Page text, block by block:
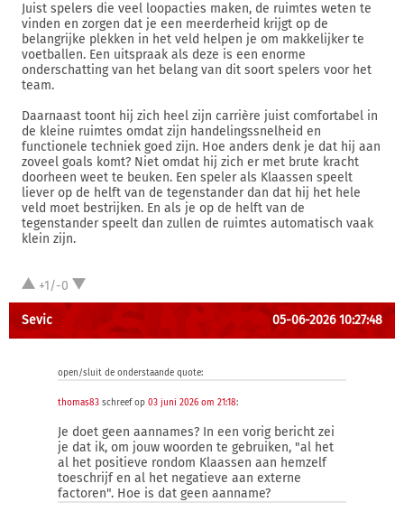
Juist spelers die veel loopacties maken, de ruimtes weten te
vinden en zorgen dat je een meerderheid krijgt op de
belangrijke plekken in het veld helpen je om makkelijker te
voetballen. Een uitspraak als deze is een enorme
onderschatting van het belang van dit soort spelers voor het
team.
Daarnaast toont hij zich heel zijn carrière juist comfortabel in
de kleine ruimtes omdat zijn handelingssnelheid en
functionele techniek goed zijn. Hoe anders denk je dat hij aan
zoveel goals komt? Niet omdat hij zich er met brute kracht
doorheen weet te beuken. Een speler als Klaassen speelt
liever op de helft van de tegenstander dan dat hij het hele
veld moet bestrijken. En als je op de helft van de
tegenstander speelt dan zullen de ruimtes automatisch vaak
klein zijn.
+1/-0
Sevic 05-06-2026 10:27:48
open/sluit de onderstaande quote:
thomas83 schreef op 03 juni 2026 om 21:18:
Je doet geen aannames? In een vorig bericht zei
je dat ik, om jouw woorden te gebruiken, "al het
al het positieve rondom Klaassen aan hemzelf
toeschrijf en al het negatieve aan externe
factoren". Hoe is dat geen aanname?